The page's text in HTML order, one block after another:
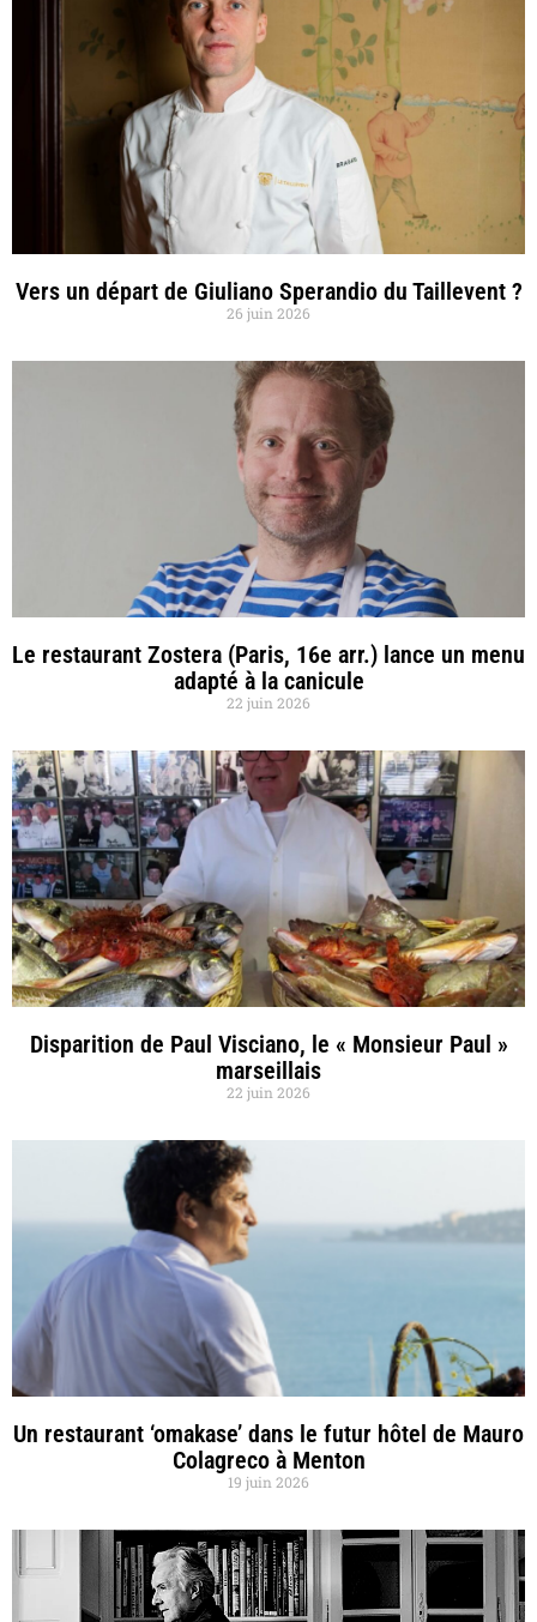
Vers un départ de Giuliano Sperandio du Taillevent ?
26 juin 2026
Le restaurant Zostera (Paris, 16e arr.) lance un menu
adapté à la canicule
22 juin 2026
Disparition de Paul Visciano, le « Monsieur Paul »
marseillais
22 juin 2026
Un restaurant ‘omakase’ dans le futur hôtel de Mauro
Colagreco à Menton
19 juin 2026